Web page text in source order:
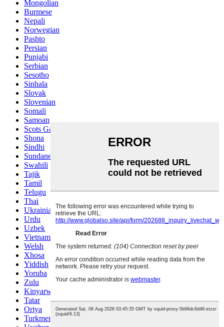
Mongolian
Burmese
Nepali
Norwegian
Pashto
Persian
Punjabi
Serbian
Sesotho
Sinhala
Slovak
Slovenian
Somali
Samoan
Scots Gaelic
Shona
Sindhi
Sundanese
Swahili
Tajik
Tamil
Telugu
Thai
Ukrainian
Urdu
Uzbek
Vietnamese
Welsh
Xhosa
Yiddish
Yoruba
Zulu
Kinyarwanda
Tatar
Oriya
Turkmen